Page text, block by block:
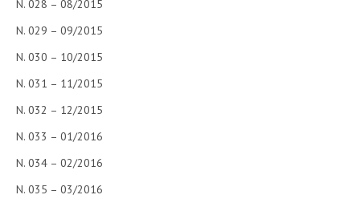
N. 028 – 08/2015
N. 029 – 09/2015
N. 030 – 10/2015
N. 031 – 11/2015
N. 032 – 12/2015
N. 033 – 01/2016
N. 034 – 02/2016
N. 035 – 03/2016